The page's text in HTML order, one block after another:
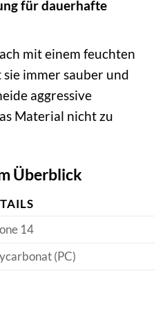
für dauerhafte
mit einem feuchten
immer sauber und
aggressive
Material nicht zu
Überblick
14
(PC)